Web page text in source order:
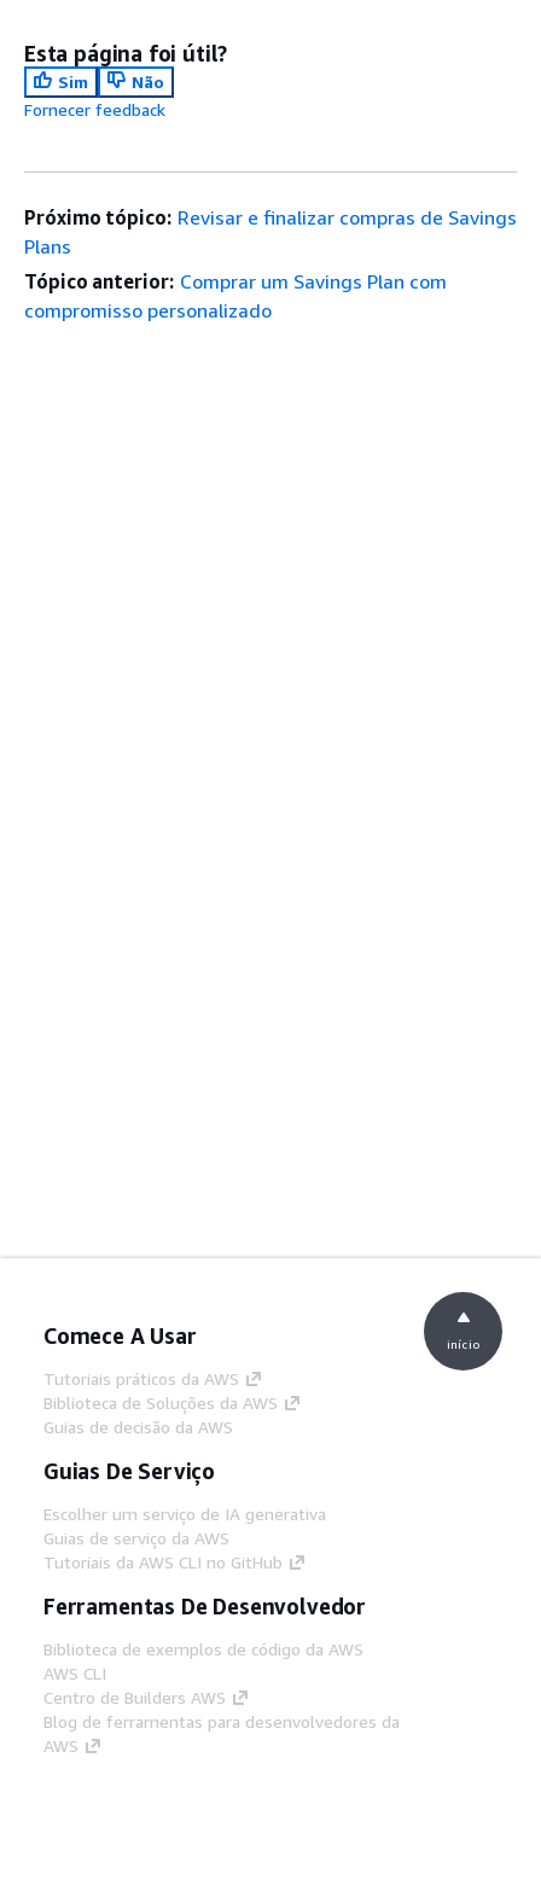
Esta página foi útil?
Sim
Não
Fornecer feedback
Próximo tópico: Revisar e finalizar compras de Savings
Plans
Tópico anterior: Comprar um Savings Plan com
compromisso personalizado
Comece A Usar
Tutoriais práticos da AWS
Biblioteca de Soluções da AWS
Guias de decisão da AWS
Guias De Serviço
Escolher um serviço de IA generativa
Guias de serviço da AWS
Tutoriais da AWS CLI no GitHub
Ferramentas De Desenvolvedor
Biblioteca de exemplos de código da AWS
AWS CLI
Centro de Builders AWS
Blog de ferramentas para desenvolvedores da
AWS
início